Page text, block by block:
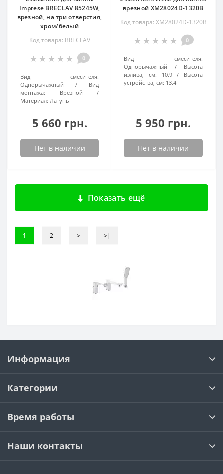
Imprese BRECLAV 85245W,
врезной, на три отверстия,
хром/белый
Код товара: BRECLAV
0
Вид смесителя:
Однорычажный
Вид
монтажа:
Врезной
Материал: Латунь
5 660 грн.
Нет в наличии
врезной XM28024D-1320B
Код товара: XM28024D-1320B
0
Вид смесителя:
Однорычажный
Высота
излива, см:
10.9
Высота
устройства, см: 13.4
5 950 грн.
Нет в наличии
Показать ещё
1 2 > >|
Информация
Категории
Время работы
Наши контакты